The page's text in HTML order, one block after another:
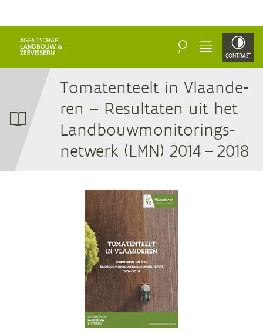
ZOEKEN MENU CONTRAST
To­ma­ten­teelt in Vlaan­de­
ren – Re­sul­ta­ten uit het
Land­bouw­mo­ni­to­rings­
net­werk (LMN) 2014–2018